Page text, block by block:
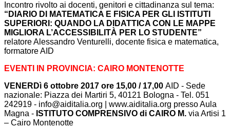
Incontro rivolto ai docenti, genitori e cittadinanza sul tema:
“DIARIO DI MATEMATICA E FISICA PER GLI ISTITUTI
SUPERIORI: QUANDO LA DIDATTICA CON LE MAPPE
MIGLIORA L’ACCESSIBILITÀ PER LO STUDENTE”
relatore Alessandro Venturelli, docente fisica e matematica,
formatore AID
EVENTI IN PROVINCIA: CAIRO MONTENOTTE
VENERDì 6 ottobre 2017 ore 15,00 / 17,00 AID - Sede
nazionale: Piazza dei Martiri 5, 40121 Bologna - Tel. 051
242919 - info@aiditalia.org | www.aiditalia.org presso Aula
Magna - ISTITUTO COMPRENSIVO di CAIRO M. via Artisi 1
– Cairo Montenotte